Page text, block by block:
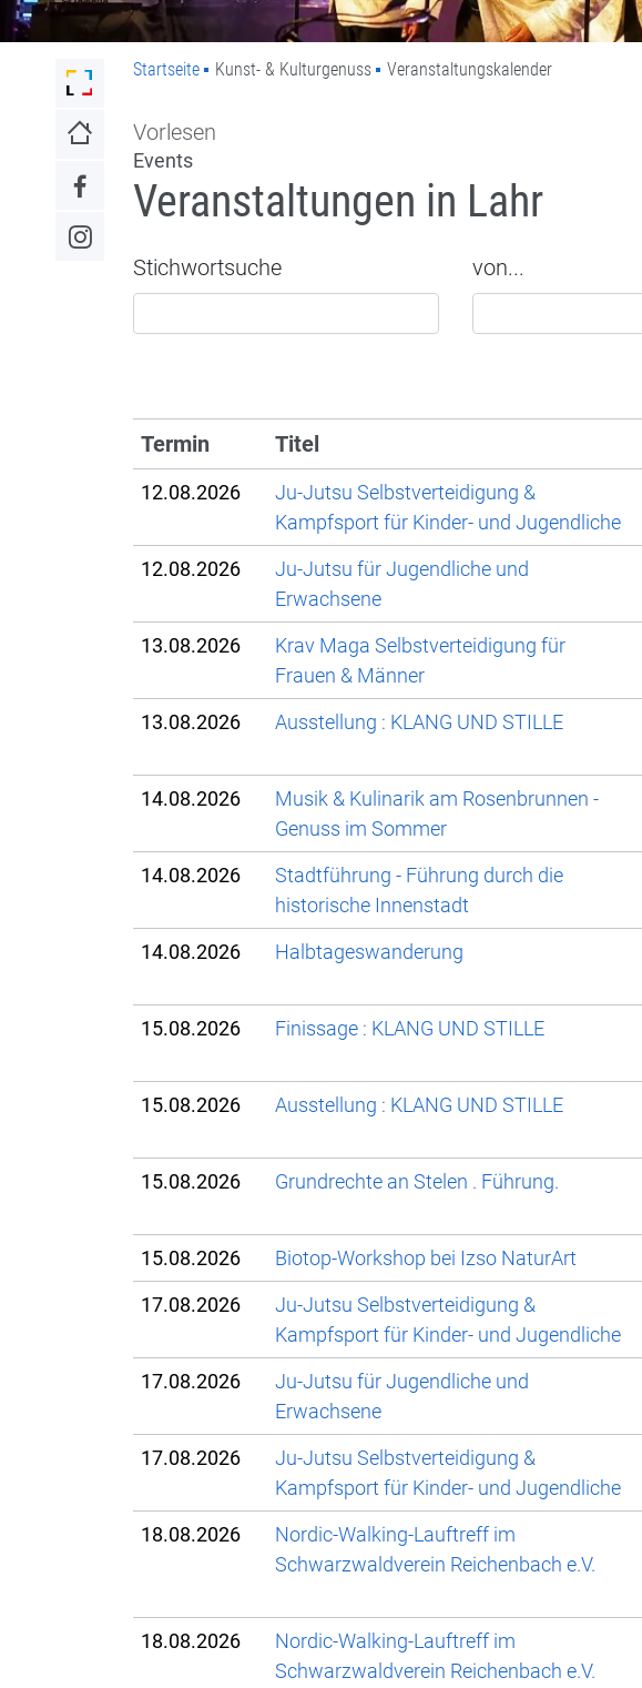
Link zur Startseite der Stadt Lahr
Link zur Startseite
Link zum Facebook-Auftritt
Link zum Instagram-Auftritt
Startseite Kunst- & Kulturgenuss Veranstaltungskalender
Vorlesen
Events
Veranstaltungen in Lahr
Stichwortsuche von...
Termin Titel
12.08.2026
Ju-Jutsu Selbstverteidigung &
Kampfsport für Kinder- und Jugendliche
12.08.2026
Ju-Jutsu für Jugendliche und
Erwachsene
13.08.2026
Krav Maga Selbstverteidigung für
Frauen & Männer
13.08.2026
Ausstellung : KLANG UND STILLE
14.08.2026
Musik & Kulinarik am Rosenbrunnen -
Genuss im Sommer
14.08.2026
Stadtführung - Führung durch die
historische Innenstadt
14.08.2026 Halbtageswanderung
15.08.2026
Finissage : KLANG UND STILLE
15.08.2026
Ausstellung : KLANG UND STILLE
15.08.2026
Grundrechte an Stelen . Führung.
15.08.2026
Biotop-Workshop bei Izso NaturArt
17.08.2026
Ju-Jutsu Selbstverteidigung &
Kampfsport für Kinder- und Jugendliche
17.08.2026
Ju-Jutsu für Jugendliche und
Erwachsene
17.08.2026
Ju-Jutsu Selbstverteidigung &
Kampfsport für Kinder- und Jugendliche
18.08.2026
Nordic-Walking-Lauftreff im
Schwarzwaldverein Reichenbach e.V.
18.08.2026
Nordic-Walking-Lauftreff im
Schwarzwaldverein Reichenbach e.V.